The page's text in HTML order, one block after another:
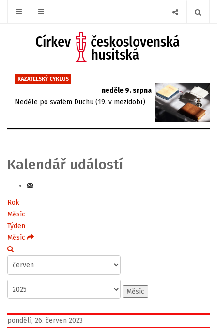
KAZATELSKÝ CYKLUS
neděle 9. srpna
Neděle po svatém Duchu (19. v mezidobí)
Kalendář událostí
Rok
Měsíc
Týden
Měsíc
Měsíc
pondělí, 26. červen 2023